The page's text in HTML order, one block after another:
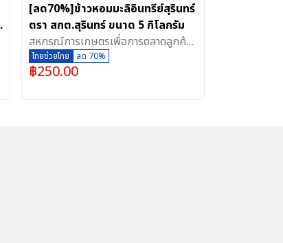
[ลด70%]ข้าวหอมมะลิอินทรีย์สุรินทร์
ตรา สกต.สุรินทร์ ขนาด 5 กิโลกรัม
สหกรณ์การเกษตรเพื่อการตลาดลูกค้า
ธ.ก.ส.สุรินทร์ จำกัด
ไทยช่วยไทย ลด 70%
฿250.00